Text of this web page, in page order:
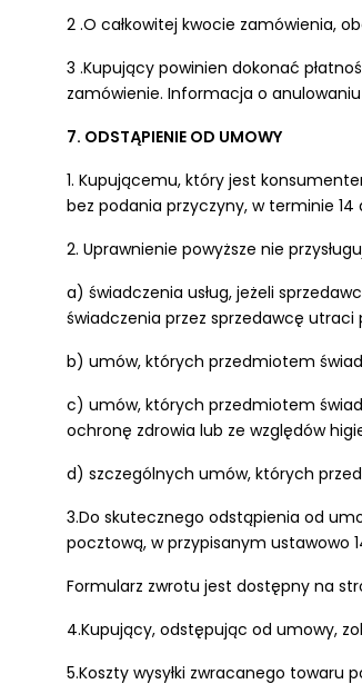
2 .O całkowitej kwocie zamówienia,
3 .Kupujący powinien dokonać
zamówienie. Informacja o
7. ODSTĄPIENIE OD UMOWY
1. Kupującemu, który jest
bez podania przyczyny, w terminie
2. Uprawnienie powyższe nie
a) świadczenia usług, jeżeli
świadczenia przez sprzedawcę
b) umów, których przedmiotem
c) umów, których przedmiotem
ochronę zdrowia lub ze względów
d) szczególnych umów, których
3.Do skutecznego odstąpienia od
pocztową, w przypisanym ustawowo
Formularz zwrotu jest dostępny na
4.Kupujący, odstępując od umowy,
5.Koszty wysyłki zwracanego towaru